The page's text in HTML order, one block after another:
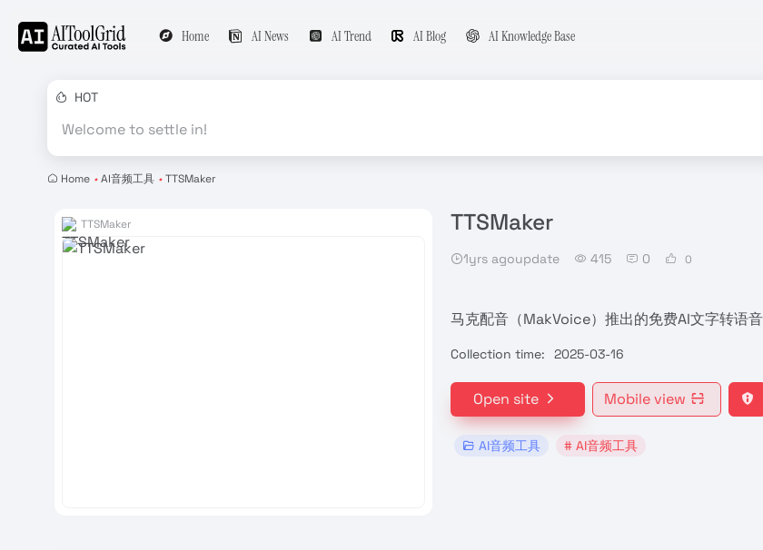
Home AI News AI Trend AI Blog AI Knowledge Base
HOT
Welcome to settle in!
Home • AI音频工具 • TTSMaker
TTSMaker
1yrs agoupdate 415 0 0
马克配音（MakVoice）推出的免费AI文字转语
Collection time: 2025-03-16
Open site Mobile view
AI音频工具 # AI音频工具
TTSMaker